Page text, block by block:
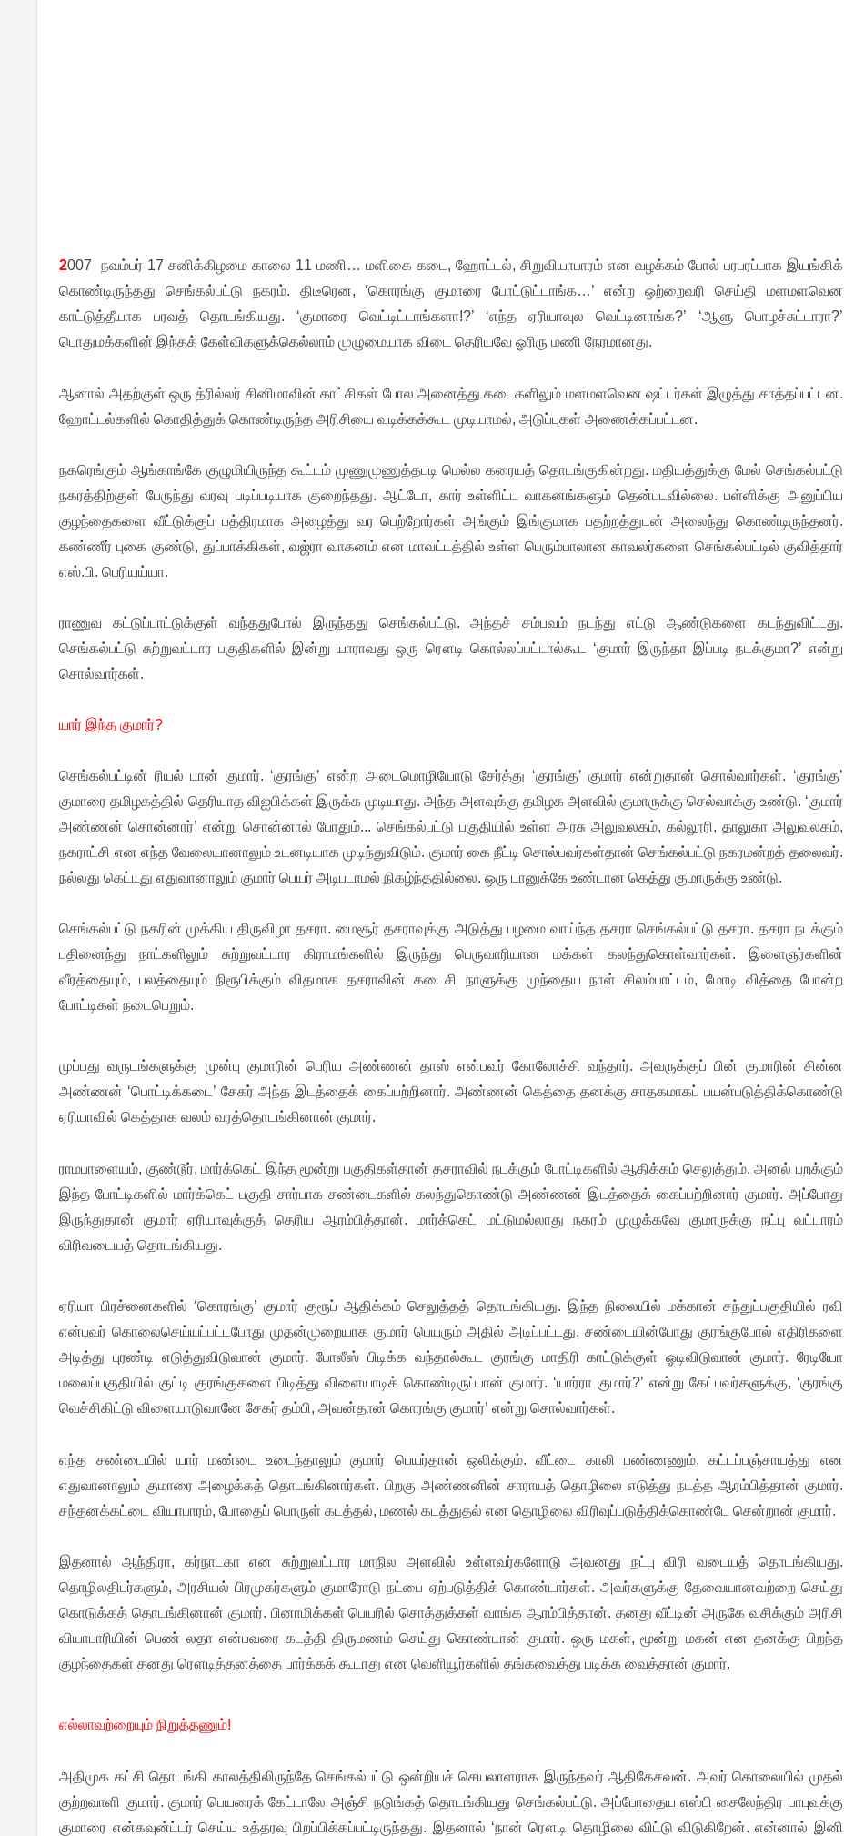
2007 நவம்பர் 17 சனிக்கிழமை காலை 11 மணி… மளிகை கடை, ஹோட்டல், சிறுவியாபாரம் என வழக்கம் போல் பரபரப்பாக இயங்கிக்
கொண்டிருந்தது செங்கல்பட்டு நகரம். திடீரென, ‘கொரங்கு குமாரை போட்டுட்டாங்க…’ என்ற ஒற்றைவரி செய்தி மளமளவென
காட்டுத்தீயாக பரவத் தொடங்கியது. ‘குமாரை வெட்டிட்டாங்களா!?’ ‘எந்த ஏரியாவுல வெட்டினாங்க?’ ‘ஆளு பொழச்சுட்டாரா?’
பொதுமக்களின் இந்தக் கேள்விகளுக்கெல்லாம் முழுமையாக விடை தெரியவே ஓரிரு மணி நேரமானது.
ஆனால் அதற்குள் ஒரு த்ரில்லர் சினிமாவின் காட்சிகள் போல அனைத்து கடைகளிலும் மளமளவென ஷட்டர்கள் இழுத்து சாத்தப்பட்டன.
ஹோட்டல்களில் கொதித்துக் கொண்டிருந்த அரிசியை வடிக்கக்கூட முடியாமல், அடுப்புகள் அணைக்கப்பட்டன.
நகரெங்கும் ஆங்காங்கே குழுமியிருந்த கூட்டம் முணுமுணுத்தபடி மெல்ல கரையத் தொடங்குகின்றது. மதியத்துக்கு மேல் செங்கல்பட்டு
நகரத்திற்குள் பேருந்து வரவு படிப்படியாக குறைந்தது. ஆட்டோ, கார் உள்ளிட்ட வாகனங்களும் தென்படவில்லை. பள்ளிக்கு அனுப்பிய
குழந்தைகளை வீட்டுக்குப் பத்திரமாக அழைத்து வர பெற்றோர்கள் அங்கும் இங்குமாக பதற்றத்துடன் அலைந்து கொண்டிருந்தனர்.
கண்ணீர் புகை குண்டு, துப்பாக்கிகள், வஜ்ரா வாகனம் என மாவட்டத்தில் உள்ள பெரும்பாலான காவலர்களை செங்கல்பட்டில் குவித்தார்
எஸ்.பி. பெரியய்யா.
ராணுவ கட்டுப்பாட்டுக்குள் வந்ததுபோல் இருந்தது செங்கல்பட்டு. அந்தச் சம்பவம் நடந்து எட்டு ஆண்டுகளை கடந்துவிட்டது.
செங்கல்பட்டு சுற்றுவட்டார பகுதிகளில் இன்று யாராவது ஒரு ரௌடி கொல்லப்பட்டால்கூட ‘குமார் இருந்தா இப்படி நடக்குமா?’ என்று
சொல்வார்கள்.
யார் இந்த குமார்?
செங்கல்பட்டின் ரியல் டான் குமார். ‘குரங்கு’ என்ற அடைமொழியோடு சேர்த்து ‘குரங்கு’ குமார் என்றுதான் சொல்வார்கள். ‘குரங்கு’
குமாரை தமிழகத்தில் தெரியாத விஐபிக்கள் இருக்க முடியாது. அந்த அளவுக்கு தமிழக அளவில் குமாருக்கு செல்வாக்கு உண்டு. ‘குமார்
அண்ணன் சொன்னார்’ என்று சொன்னால் போதும்... செங்கல்பட்டு பகுதியில் உள்ள அரசு அலுவலகம், கல்லூரி, தாலுகா அலுவலகம்,
நகராட்சி என எந்த வேலையானாலும் உடனடியாக முடிந்துவிடும். குமார் கை நீட்டி சொல்பவர்கள்தான் செங்கல்பட்டு நகரமன்றத் தலைவர்.
நல்லது கெட்டது எதுவானாலும் குமார் பெயர் அடிபடாமல் நிகழ்ந்ததில்லை. ஒரு டானுக்கே உண்டான கெத்து குமாருக்கு உண்டு.
செங்கல்பட்டு நகரின் முக்கிய திருவிழா தசரா. மைசூர் தசராவுக்கு அடுத்து பழமை வாய்ந்த தசரா செங்கல்பட்டு தசரா. தசரா நடக்கும்
பதினைந்து நாட்களிலும் சுற்றுவட்டார கிராமங்களில் இருந்து பெருவாரியான மக்கள் கலந்துகொள்வார்கள். இளைஞர்களின்
வீரத்தையும், பலத்தையும் நிரூபிக்கும் விதமாக தசராவின் கடைசி நாளுக்கு முந்தைய நாள் சிலம்பாட்டம், மோடி வித்தை போன்ற
போட்டிகள் நடைபெறும்.
முப்பது வருடங்களுக்கு முன்பு குமாரின் பெரிய அண்ணன் தாஸ் என்பவர் கோலோச்சி வந்தார். அவருக்குப் பின் குமாரின் சின்ன
அண்ணன் ‘பொட்டிக்கடை’ சேகர் அந்த இடத்தைக் கைப்பற்றினார். அண்ணன் கெத்தை தனக்கு சாதகமாகப் பயன்படுத்திக்கொண்டு
ஏரியாவில் கெத்தாக வலம் வரத்தொடங்கினான் குமார்.
ராமபாளையம், குண்டூர், மார்க்கெட் இந்த மூன்று பகுதிகள்தான் தசராவில் நடக்கும் போட்டிகளில் ஆதிக்கம் செலுத்தும். அனல் பறக்கும்
இந்த போட்டிகளில் மார்க்கெட் பகுதி சார்பாக சண்டைகளில் கலந்துகொண்டு அண்ணன் இடத்தைக் கைப்பற்றினார் குமார். அப்போது
இருந்துதான் குமார் ஏரியாவுக்குத் தெரிய ஆரம்பித்தான். மார்க்கெட் மட்டுமல்லாது நகரம் முழுக்கவே குமாருக்கு நட்பு வட்டாரம்
விரிவடையத் தொடங்கியது.
ஏரியா பிரச்னைகளில் ‘கொரங்கு’ குமார் குரூப் ஆதிக்கம் செலுத்தத் தொடங்கியது. இந்த நிலையில் மக்கான் சந்துப்பகுதியில் ரவி
என்பவர் கொலைசெய்யப்பட்டபோது முதன்முறையாக குமார் பெயரும் அதில் அடிப்பட்டது. சண்டையின்போது குரங்குபோல் எதிரிகளை
அடித்து புரண்டி எடுத்துவிடுவான் குமார். போலீஸ் பிடிக்க வந்தால்கூட குரங்கு மாதிரி காட்டுக்குள் ஓடிவிடுவான் குமார். ரேடியோ
மலைப்பகுதியில் குட்டி குரங்குகளை பிடித்து விளையாடிக் கொண்டிருப்பான் குமார். ‘யார்ரா குமார்?’ என்று கேட்பவர்களுக்கு, ‘குரங்கு
வெச்சிகிட்டு விளையாடுவானே சேகர் தம்பி, அவன்தான் கொரங்கு குமார்’ என்று சொல்வார்கள்.
எந்த சண்டையில் யார் மண்டை உடைந்தாலும் குமார் பெயர்தான் ஒலிக்கும். வீட்டை காலி பண்ணணும், கட்டப்பஞ்சாயத்து என
எதுவானாலும் குமாரை அழைக்கத் தொடங்கினார்கள். பிறகு அண்ணனின் சாராயத் தொழிலை எடுத்து நடத்த ஆரம்பித்தான் குமார்.
சந்தனக்கட்டை வியாபாரம், போதைப் பொருள் கடத்தல், மணல் கடத்துதல் என தொழிலை விரிவுப்படுத்திக்கொண்டே சென்றான் குமார்.
இதனால் ஆந்திரா, கர்நாடகா என சுற்றுவட்டார மாநில அளவில் உள்ளவர்களோடு அவனது நட்பு விரி வடையத் தொடங்கியது.
தொழிலதிபர்களும், அரசியல் பிரமுகர்களும் குமாரோடு நட்பை ஏற்படுத்திக் கொண்டார்கள். அவர்களுக்கு தேவையானவற்றை செய்து
கொடுக்கத் தொடங்கினான் குமார். பினாமிக்கள் பெயரில் சொத்துக்கள் வாங்க ஆரம்பித்தான். தனது வீட்டின் அருகே வசிக்கும் அரிசி
வியாபாரியின் பெண் லதா என்பவரை கடத்தி திருமணம் செய்து கொண்டான் குமார். ஒரு மகள், மூன்று மகன் என தனக்கு பிறந்த
குழந்தைகள் தனது ரௌடித்தனத்தை பார்க்கக் கூடாது என வெளியூர்களில் தங்கவைத்து படிக்க வைத்தான் குமார்.
எல்லாவற்றையும் நிறுத்தணும்!
அதிமுக கட்சி தொடங்கி காலத்திலிருந்தே செங்கல்பட்டு ஒன்றியச் செயலாளராக இருந்தவர் ஆதிகேசவன். அவர் கொலையில் முதல்
குற்றவாளி குமார். குமார் பெயரைக் கேட்டாலே அஞ்சி நடுங்கத் தொடங்கியது செங்கல்பட்டு. அப்போதைய எஸ்பி சைலேந்திர பாபுவுக்கு
குமாரை என்கவுன்ட்டர் செய்ய உத்தரவு பிறப்பிக்கப்பட்டிருந்தது. இதனால் ‘நான் ரௌடி தொழிலை விட்டு விடுகிறேன். என்னால் இனி